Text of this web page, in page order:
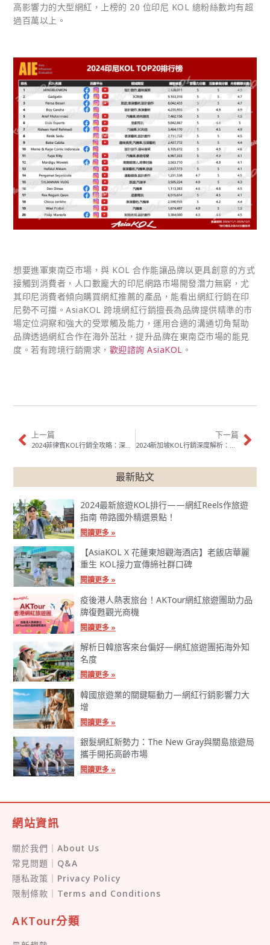
高影響力的大型網紅，上榜的 20 位印尼 KOL 總粉絲數均有超
過百萬以上。
想要進軍東南亞市場，與 KOL 合作能讓品牌以更具創意的方式
接觸到消費者，人口數龐大的印尼網路市場開發潛力無窮，尤
其印尼消費者傾向購買網紅推薦的產品，能看出網紅行銷在印
尼勢不可擋。AsiaKOL 跨境網紅行銷擅長為品牌提供精準的市
場定位洞察和強大的受眾觸及能力，運用合適的溝通切角幫助
品牌透過網紅合作在海外茁壯，提升品牌在東南亞市場的能見
度。若有跨境行銷需求， 歡迎諮詢 AsiaKOL 。
上一篇
2024菲律賓KOL行銷全攻略：深入洞察東南亞趨勢與品牌行銷策略
下一篇
2024新加坡KOL行銷深度解析：最新趨勢與潛力展望
最新貼文
2024最新旅遊KOL排行——網紅Reels作旅遊
指南 帶路國外精選景點！
閱讀更多 »
【AsiaKOL X 花蓮東旭觀海酒店】老飯店華麗
重生 KOL接力宣傳締社群口碑
閱讀更多 »
疫後港人熱衷旅台！AKTour網紅旅遊團助力品
牌復甦觀光商機
閱讀更多 »
解析日韓旅客來台偏好—網紅旅遊團拓海外知
名度
閱讀更多 »
韓國旅遊業的關鍵驅動力—網紅行銷影響力大
增
閱讀更多 »
銀髮網紅新勢力：The New Gray與關島旅遊局
攜手開拓高齡市場
閱讀更多 »
網站資訊
關於我們｜About Us
常見問題｜Q&A
隱私政策｜Privacy Policy
限制條款｜Terms and Conditions
AKTour分類